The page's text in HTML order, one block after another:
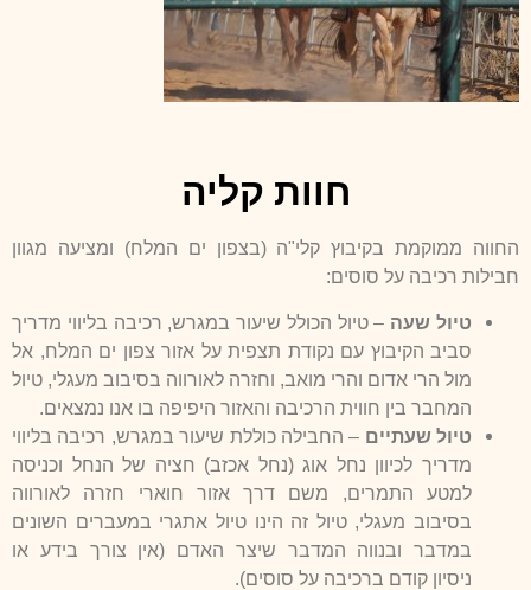
חוות קליה
החווה ממוקמת בקיבוץ קלי"ה (בצפון ים המלח) ומציעה מגוון
חבילות רכיבה על סוסים:
טיול שעה – טיול הכולל שיעור במגרש, רכיבה בליווי מדריך
סביב הקיבוץ עם נקודת תצפית על אזור צפון ים המלח, אל
מול הרי אדום והרי מואב, וחזרה לאורווה בסיבוב מעגלי, טיול
המחבר בין חווית הרכיבה והאזור היפיפה בו אנו נמצאים.
טיול שעתיים – החבילה כוללת שיעור במגרש, רכיבה בליווי
מדריך לכיוון נחל אוג (נחל אכזב) חציה של הנחל וכניסה
למטע התמרים, משם דרך אזור חוארי חזרה לאורווה
בסיבוב מעגלי, טיול זה הינו טיול אתגרי במעברים השונים
במדבר ובנווה המדבר שיצר האדם (אין צורך בידע או
ניסיון קודם ברכיבה על סוסים).